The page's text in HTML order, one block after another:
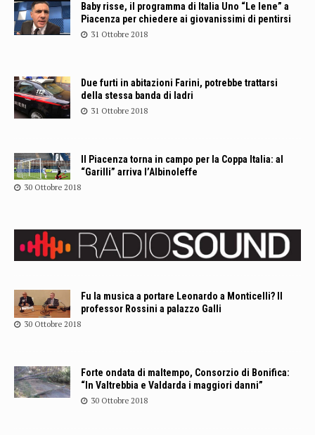
Baby risse, il programma di Italia Uno “Le Iene” a
Piacenza per chiedere ai giovanissimi di pentirsi
31 Ottobre 2018
Due furti in abitazioni Farini, potrebbe trattarsi
della stessa banda di ladri
31 Ottobre 2018
Il Piacenza torna in campo per la Coppa Italia: al
“Garilli” arriva l’Albinoleffe
30 Ottobre 2018
Fu la musica a portare Leonardo a Monticelli? Il
professor Rossini a palazzo Galli
30 Ottobre 2018
Forte ondata di maltempo, Consorzio di Bonifica:
“In Valtrebbia e Valdarda i maggiori danni”
30 Ottobre 2018